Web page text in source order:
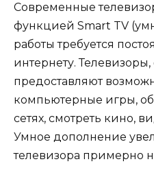
Современные
функцией Smart TV
работы требуется
интернету.
предоставляют
компьютерные игры,
сетях, смотреть кино,
Умное дополнение
телевизора примерно